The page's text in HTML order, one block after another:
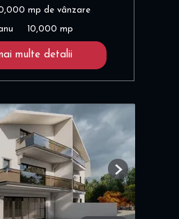
mp de vânzare
10,000 mp
multe detalii
Next